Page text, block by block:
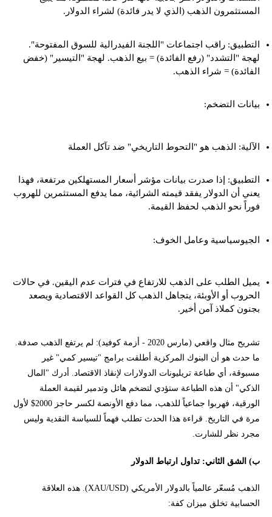
المستثمرون الذهب (الذي لا يدر فائدة) لشراء الدولار.
التطبيق: راقب اجتماعات "اللجنة الفيدرالية للسوق المفتوحة".
لهجة "التشدد" (رفع الفائدة) = بيع الذهب. لهجة "التيسير" (خفض
الفائدة) = شراء الذهب.
بيانات التضخم:
الآلية: الذهب هو "التحوط التاريخي" ضد تآكل العملة
التطبيق: إذا صدرت بيانات مؤشر أسعار المستهلكين مرتفعة، فهذا
يعني أن الدولار يفقد قيمته الشرائية، مما يدفع المستثمرين للهروب
فوراً نحو الذهب لحفظ القيمة.
الجيوسياسية وعامل الخوف:
يميل الطلب على الذهب للارتفاع في فترات عدم اليقين. في حالات
الحروب أو الأوبئة، يتجاهل الذهب كل القواعد الاقتصادية ويصعد
بجنون كملاذ آمن أخير.
تشريح مثال واقعي (مارس 2020 - أزمة كوفيد): لم يرتفع الذهب صدفة.
ما حدث هو أن البنوك المركزية أطلقت برامج "تيسير كمي" غير
مسبوقة، أي طباعة تريليونات الدولارات لإنقاذ الاقتصاد. أدرك "المال
الذكي" أن هذه الطباعة ستؤدي لتضخم هائل وتدمير لقيمة العملة
الورقية، فهربوا جماعياً للذهب، مما دفع الأونصة لكسر حاجز 2000$ لأول
مرة في التاريخ. قراءة هذا الحدث تطلب فهماً للسياسة النقدية وليس
مجرد نظر للشارت.
ب) الشق الثاني: تداول ارتباط الدولار
الذهب مُسعّر عالمياً بالدولار الأمريكي (XAU/USD). هذه العلاقة
الحسابية تخلق ميزان كفة: